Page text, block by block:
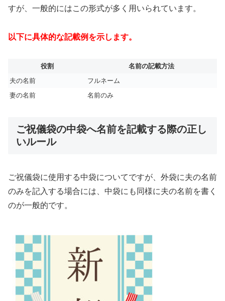
すが、一般的にはこの形式が多く用いられています。
以下に具体的な記載例を示します。
役割
名前の記載方法
夫の名前
フルネーム
妻の名前
名前のみ
ご祝儀袋の中袋へ名前を記載する際の正し
いルール
ご祝儀袋に使用する中袋についてですが、外袋に夫の名前
のみを記入する場合には、中袋にも同様に夫の名前を書く
のが一般的です。